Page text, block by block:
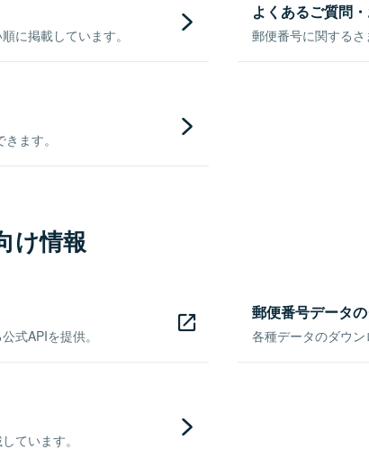
に掲載しています。
よくあるご質問
郵便番号に関するさ
ます。
け情報
式APIを提供。
郵便番号データ
各種データのダウン
ています。